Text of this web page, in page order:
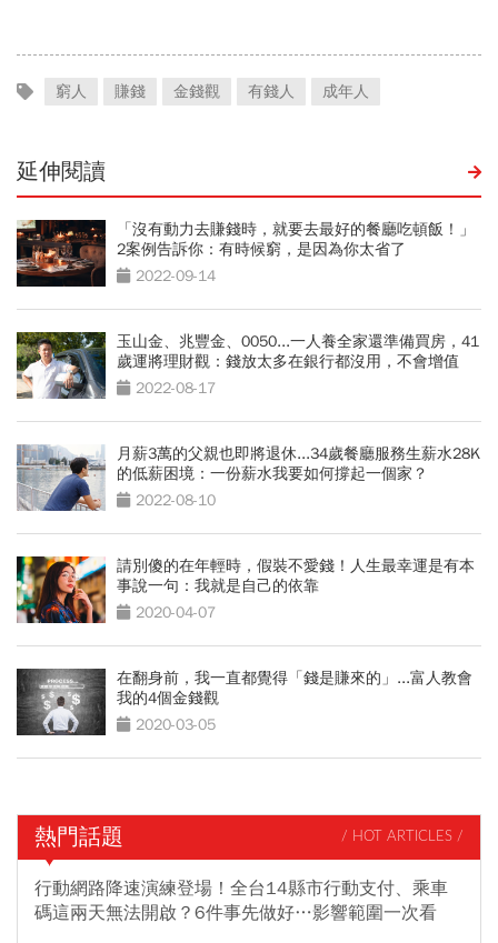
窮人 賺錢 金錢觀 有錢人 成年人
延伸閱讀
「沒有動力去賺錢時，就要去最好的餐廳吃頓飯！」
2案例告訴你：有時候窮，是因為你太省了
2022-09-14
玉山金、兆豐金、0050...一人養全家還準備買房，41
歲運將理財觀：錢放太多在銀行都沒用，不會增值
2022-08-17
月薪3萬的父親也即將退休...34歲餐廳服務生薪水28K
的低薪困境：一份薪水我要如何撐起一個家？
2022-08-10
請別傻的在年輕時，假裝不愛錢！人生最幸運是有本
事說一句：我就是自己的依靠
2020-04-07
在翻身前，我一直都覺得「錢是賺來的」...富人教會
我的4個金錢觀
2020-03-05
熱門話題 / HOT ARTICLES /
行動網路降速演練登場！全台14縣市行動支付、乘車
碼這兩天無法開啟？6件事先做好…影響範圍一次看